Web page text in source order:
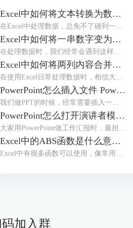
Excel中如何将文本转换为数值 Excel中如何将e+变为数字
在Excel中处理数据，总免不了碰到一些令人头疼的小麻烦，比如文本格式的数字根本没办法直接计算，或者单元格中输入长数字后无法完整显示，看着就闹心。别担心，今天我们就给大家分享两个超实用的操作，一起来了解下Excel中如何将文本转换为数值，Excel中如何将e+变为数字的相关内容。
Excel中如何将一串数字变为日期 Excel中如何将一列数据分成几列
在处理数据时，我们经常会遇到这样的困扰，比如20240520、20250521或者20260502等，想将其变成标准日期格式却又不知道该如何操作。不用担心，这些看似复杂的问题，其实都有简单高效的解决方法。接下来本文将围绕Excel中如何将一串数字变为日期，Excel中如何将一列数据分成几列等内容进行介绍，一起来学习下。
Excel中如何将两列内容合并到一起 Excel中如何将行转换成列
在使用Excel日常处理数据时，相信大家经常会遇到将几列内容合并到一起或者把行转成列的基础操作。不管是整理客户信息、汇总销售数据或是制作报表，学会这些技巧后，都可以有效提高我们的工作效率。接下来就给大家说一下Excel中如何将两列内容合并到一起，Excel中如何将行转换成列的相关内容。
PowerPoint怎么插入文件 PowerPoint怎么插入思维导图
我们做PPT的时候，经常需要插入一些外部文件进去。插入之后文件会变成一个小图标嵌在幻灯片中，演示的时候点击一下图标，就能直接打开原文件了。不过还有好多小伙伴不知道怎么操作。别急，接下来我们就给大家讲讲PowerPoint怎么插入文件，PowerPoint怎么插入思维导图的实用技巧。
PowerPoint怎么打开演讲者模式 PowerPoint怎么压缩PPT大小
大家用PowerPoint做工作汇报时，最担心的莫过于汇报到一半的时候忘词，或者搞不清当前页讲完该接哪一页内容了吧，其实这事情非常容易解决，可以设置演讲者模式，这样我们自己能看到备注和下一页预览，而观众那边只显示正常的放映画面。接下来我们就给大家介绍一下PowerPoint怎么打开演讲者模式，PowerPoint怎么压缩PPT大小的相关内容。
Excel中的ABS函数是什么意思 Excel中的ABS函数怎么用
Excel中有很多函数可以使用，像常用的SUM求和函数、VLOOKUP查找函数、IF条件判断函数、ABS绝对值函数等，通过这些函数，可以有效帮我们提升数据处理和分析效率。接下来我们就以ABS函数为例，来为大家分享一下Excel中的ABS函数是什么意思，Excel中的ABS函数怎么用的相关内容，方法步骤非常简单，一起来学习下。
加入群